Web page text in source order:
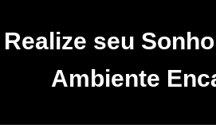
Realize seu
Ambiente